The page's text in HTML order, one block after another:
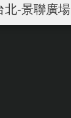
北-景聯廣場